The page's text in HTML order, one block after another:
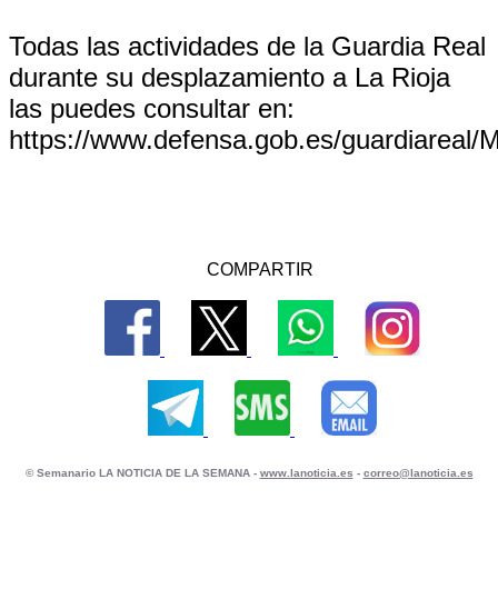
Todas las actividades de la Guardia Real
durante su desplazamiento a La Rioja
las puedes consultar en:
https://www.defensa.gob.es/guardiareal/
COMPARTIR
© Semanario LA NOTICIA DE LA SEMANA - www.lanoticia.es - correo@lanoticia.es